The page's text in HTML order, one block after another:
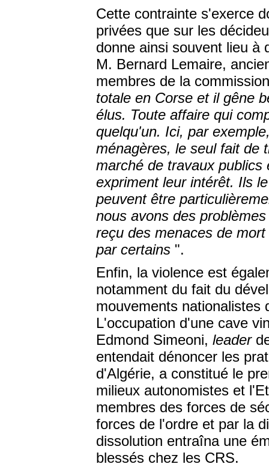
Cette contrainte s'exerce
privées que sur les
donne ainsi souvent lieu à
M. Bernard Lemaire,
membres de la
totale en Corse et il gêne
élus. Toute affaire qui
quelqu'un. Ici, par
ménagères, le seul fait de
marché de travaux
expriment leur intérêt. Ils
peuvent être
nous avons des
reçu des menaces de
par certains ".
Enfin, la violence est
notamment du fait du
mouvements nationalistes
L'occupation d'une cave
Edmond Simeoni, leader
entendait dénoncer les
d'Algérie, a constitué le
milieux autonomistes et
membres des forces de
forces de l'ordre et par la
dissolution entraîna une
blessés chez les CRS.